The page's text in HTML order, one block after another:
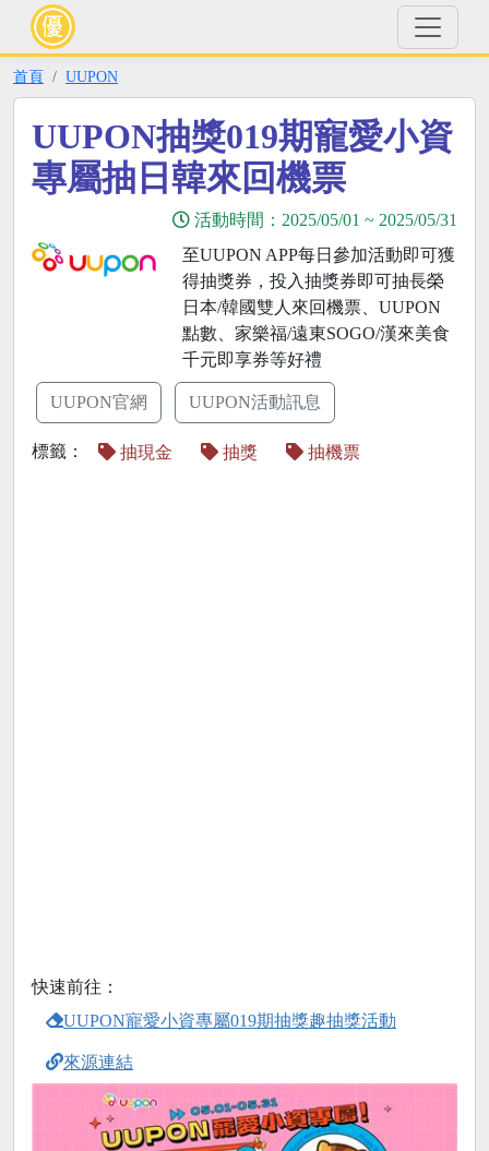
首頁 UUPON
UUPON抽獎019期寵愛小資
專屬抽日韓來回機票
活動時間： 2025/05/01 ~ 2025/05/31
至UUPON APP每日參加活動即可獲
得抽獎券，投入抽獎券即可抽長榮
日本/韓國雙人來回機票、UUPON
點數、家樂福/遠東SOGO/漢來美食
千元即享券等好禮
UUPON官網 UUPON活動訊息
標籤： 抽現金 抽獎 抽機票
快速前往：
UUPON寵愛小資專屬019期抽獎趣抽獎活動
來源連結